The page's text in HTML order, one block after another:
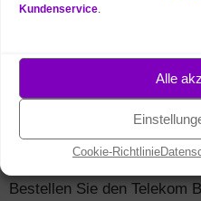
Kundenservice.
Alle
Cookie-Richtlinie
Glasfaser Tarife
Breitband Angebote
jetzt sparen!
Bestellen Sie den Telekom